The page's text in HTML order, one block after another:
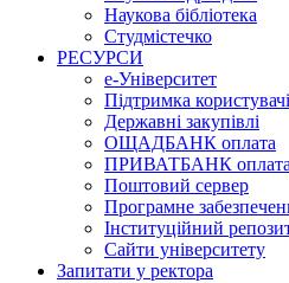
Наукова бібліотека
Студмістечко
РЕСУРСИ
е-Університет
Підтримка
Державні закупівлі
ОЩАДБАНК оплата
ПРИВАТБАНК оплата
Поштовий сервер
Програмне
Інституційний
Сайти університету
Запитати у ректора